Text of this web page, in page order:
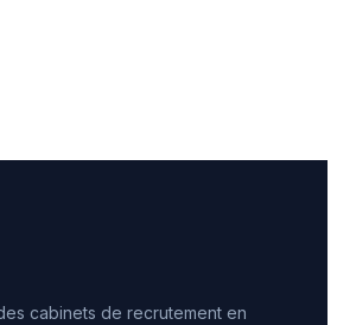
cabinets de recrutement en